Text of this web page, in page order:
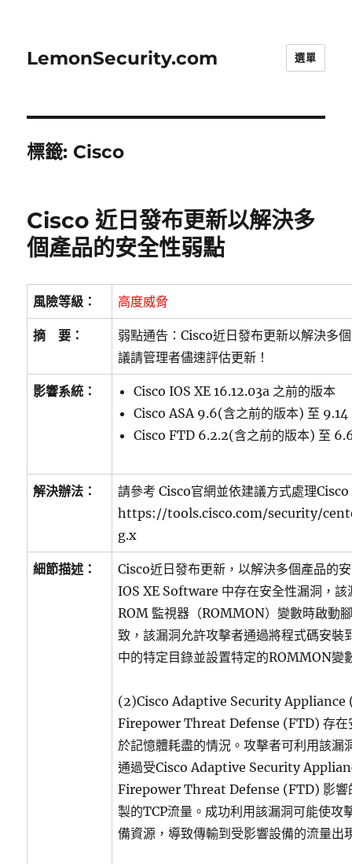
LemonSecurity.com 選單
標籤: Cisco
Cisco 近日發布更新以解決多
個產品的安全性弱點
風險等級： 高度威脅
摘 要：
弱點通告：Cisco近日發布更新以解決多
議請管理者儘速評估更新！
影響系統：
Cisco IOS XE 16.12.03a 之前的版本
Cisco ASA 9.6(含之前的版本) 至 9.14
Cisco FTD 6.2.2(含之前的版本) 至
解決辦法：
請參考 Cisco官網並依建議方式處理
https://tools.cisco.com/security/
g.x
細節描述：
Cisco近日發布更新，以解決多個產品的
IOS XE Software 中存在安全性漏洞，該
ROM 監視器（ROMMON）變數時啟動
致，該漏洞允許攻擊者通過將程式碼安裝
中的特定目錄並設置特定的ROMMON變
(2)Cisco Adaptive Security Appliance
Firepower Threat Defense (FTD) 存在
於記憶體耗盡的情況。攻擊者可利用該漏
通過受Cisco Adaptive Security
Firepower Threat Defense (FTD) 影響
製的TCP流量。成功利用該漏洞可能使攻
備資源，導致傳輸到受影響設備的流量出